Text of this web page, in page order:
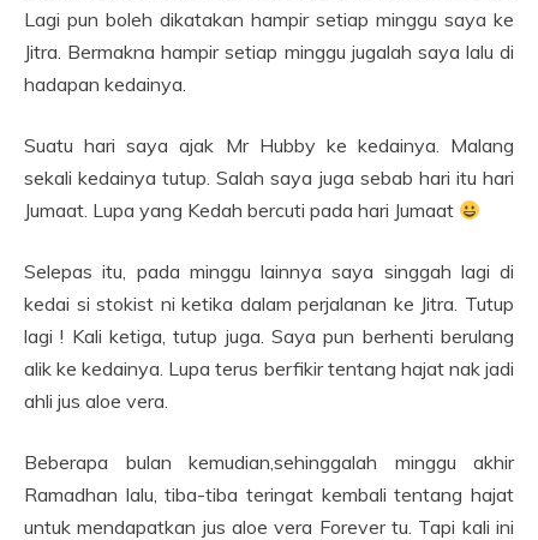
Lagi pun boleh dikatakan hampir setiap minggu saya ke
Jitra. Bermakna hampir setiap minggu jugalah saya lalu di
hadapan kedainya.
Suatu hari saya ajak Mr Hubby ke kedainya. Malang
sekali kedainya tutup. Salah saya juga sebab hari itu hari
Jumaat. Lupa yang Kedah bercuti pada hari Jumaat
Selepas itu, pada minggu lainnya saya singgah lagi di
kedai si stokist ni ketika dalam perjalanan ke Jitra. Tutup
lagi ! Kali ketiga, tutup juga. Saya pun berhenti berulang
alik ke kedainya. Lupa terus berfikir tentang hajat nak jadi
ahli jus aloe vera.
Beberapa bulan kemudian,sehinggalah minggu akhir
Ramadhan lalu, tiba-tiba teringat kembali tentang hajat
untuk mendapatkan jus aloe vera Forever tu. Tapi kali ini